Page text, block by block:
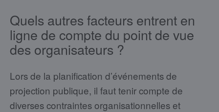
Quels autres facteurs entrent en
ligne de compte du point de vue
des organisateurs ?
Lors de la planification d’événements de
projection publique, il faut tenir compte de
diverses contraintes organisationnelles et